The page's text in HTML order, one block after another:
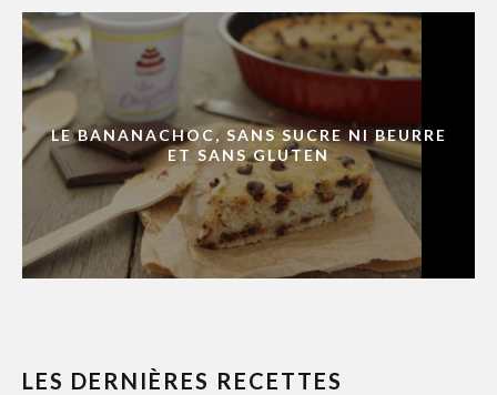
LE BANANACHOC, SANS SUCRE NI BEURRE
ET SANS GLUTEN
LES DERNIÈRES RECETTES